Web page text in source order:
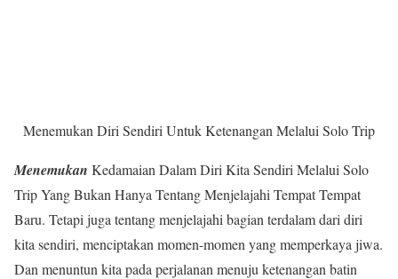
Menemukan Diri Sendiri Untuk Ketenangan Melalui Solo Trip
Menemukan Kedamaian Dalam Diri Kita Sendiri Melalui Solo
Trip Yang Bukan Hanya Tentang Menjelajahi Tempat Tempat
Baru. Tetapi juga tentang menjelajahi bagian terdalam dari diri
kita sendiri, menciptakan momen-momen yang memperkaya jiwa.
Dan menuntun kita pada perjalanan menuju ketenangan batin